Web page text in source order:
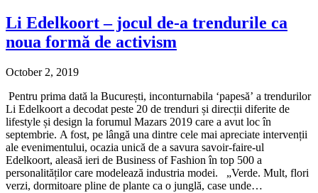
Li Edelkoort – jocul de-a trendurile ca
noua formă de activism
October 2, 2019
Pentru prima dată la București, inconturnabila ‘papesă’ a trendurilor
Li Edelkoort a decodat peste 20 de trenduri și direcții diferite de
lifestyle și design la forumul Mazars 2019 care a avut loc în
septembrie. A fost, pe lângă una dintre cele mai apreciate intervenții
ale evenimentului, ocazia unică de a savura savoir-faire-ul
Edelkoort, aleasă ieri de Business of Fashion în top 500 a
personalităților care modelează industria modei. „Verde. Mult, flori
verzi, dormitoare pline de plante ca o junglă, case unde…